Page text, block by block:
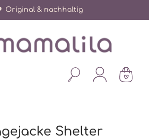
Original & nachhaltig
Shelter